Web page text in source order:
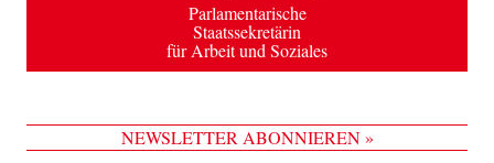
Parlamentarische
Staatssekretärin
für Arbeit und Soziales
NEWSLETTER ABONNIEREN »